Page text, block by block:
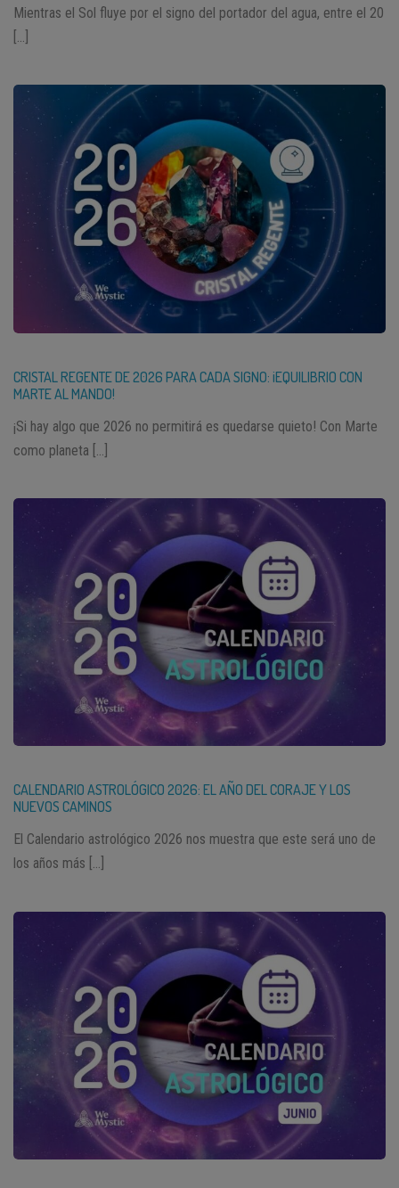
Mientras el Sol fluye por el signo del portador del agua, entre el 20
[…]
CRISTAL REGENTE DE 2026 PARA CADA SIGNO: ¡EQUILIBRIO CON
MARTE AL MANDO!
¡Si hay algo que 2026 no permitirá es quedarse quieto! Con Marte
como planeta […]
CALENDARIO ASTROLÓGICO 2026: EL AÑO DEL CORAJE Y LOS
NUEVOS CAMINOS
El Calendario astrológico 2026 nos muestra que este será uno de
los años más […]